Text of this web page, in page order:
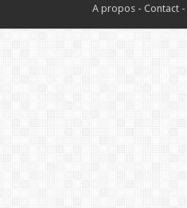
A propos- Contact-